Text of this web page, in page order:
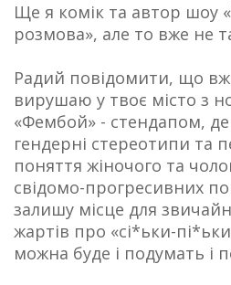
Ще я комік та автор шоу
розмова», але то вже не
Радий повідомити, що
вирушаю у твоє місто з
«Фембой» - стендапом,
гендерні стереотипи та
поняття жіночого та
свідомо-прогресивних
залишу місце для
жартів про «сі*ьки-
можна буде і подумать і